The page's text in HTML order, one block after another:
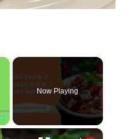
×
Now Playing
×